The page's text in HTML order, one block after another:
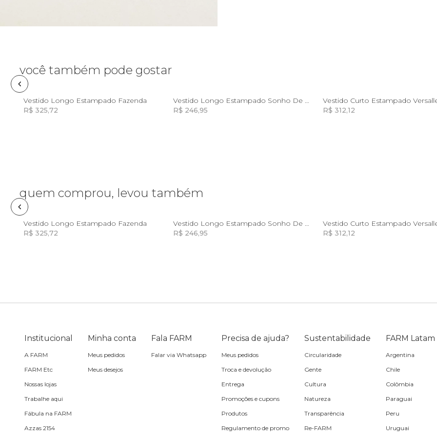
você também pode gostar
Vestido Longo Estampado Fazenda
R$ 325,72
Vestido Longo Estampado Sonho De Morango
R$ 246,95
M GG
Vestido Curto Estampado
R$ 312,12
quem comprou, levou também
Vestido Longo Estampado Fazenda
R$ 325,72
Vestido Longo Estampado Sonho De Morango
R$ 246,95
M GG
Vestido Curto Estampado
R$ 312,12
Institucional
A FARM
FARM Etc
Nossas lojas
Trabalhe aqui
Fábula na FARM
Azzas 2154
Minha conta
Meus pedidos
Meus desejos
Fala FARM
Falar via Whatsapp
Precisa de ajuda?
Meus pedidos
Troca e devolução
Entrega
Promoções e cupons
Produtos
Regulamento de promo
Sustentabilidade
Circularidade
Gente
Cultura
Natureza
Transparência
Re-FARM
FARM Latam
Argentina
Chile
Colômbia
Paraguai
Peru
Uruguai